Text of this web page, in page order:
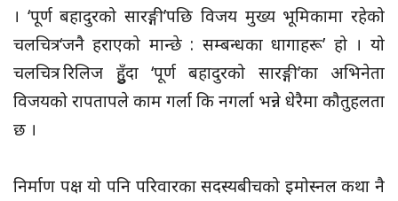
। ‘पूर्ण बहादुरको सारङ्गी’पछि विजय मुख्य भूमिकामा रहेको
चलचित्र ‘जनै हराएको मान्छे : सम्बन्धका धागाहरू’ हो । यो
चलचित्र रिलिज हुुँदा ‘पूर्ण बहादुरको सारङ्गी’का अभिनेता
विजयको रापतापले काम गर्ला कि नगर्ला भन्ने धेरैमा कौतुहलता
छ ।
निर्माण पक्ष यो पनि परिवारका सदस्यबीचको इमोस्नल कथा नै